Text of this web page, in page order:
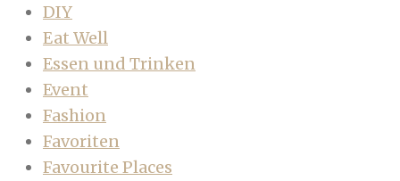
DIY
Eat Well
Essen und Trinken
Event
Fashion
Favoriten
Favourite Places